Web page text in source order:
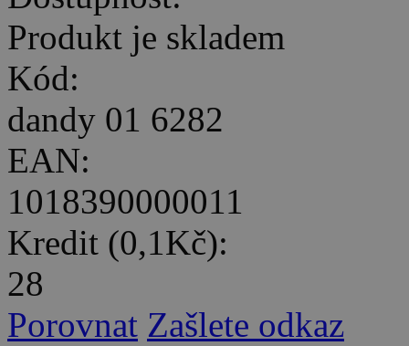
Produkt je skladem
Kód:
dandy 01 6282
EAN:
1018390000011
Kredit (0,1Kč):
28
Porovnat Zašlete odkaz